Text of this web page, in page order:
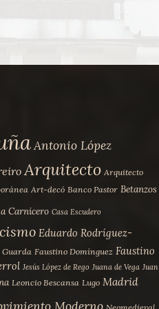
en
la
página
Antonio López
Arquitecto Arquitecto
Art-decó Banco Pastor Betanzos
Carnicero Casa Escudero
Eduardo Rodríguez-
Guarda Faustino Domínguez Faustino
Jesús López de Rego Juana de Vega Juan
Leoncio Bescansa Lugo Madrid